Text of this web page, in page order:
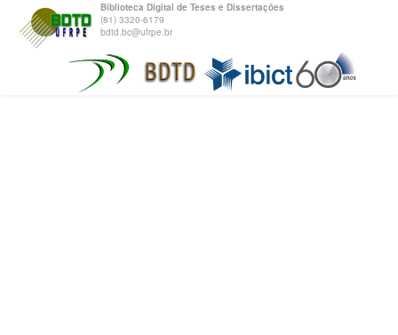
Biblioteca Digital de Teses e Dissertações
(81) 3320-6179
bdtd.bc@ufrpe.br